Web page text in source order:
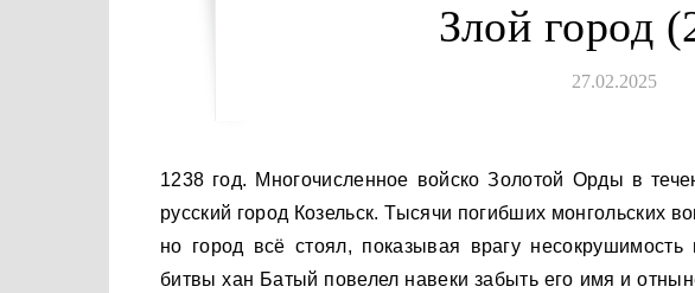
Злой город
27.02.2025
1238 год. Многочисленное войско Золотой Орды в течение двух месяцев атаковало маленький
русский город Козельск. Тысячи погибших монгольских
но город всё стоял, показывая врагу несокрушимость
битвы хан Батый повелел навеки забыть его имя и